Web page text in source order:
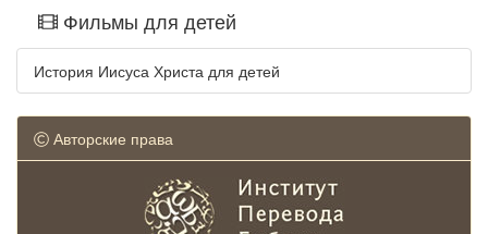
Фильмы для детей
История Иисуса Христа для детей
Авторские права